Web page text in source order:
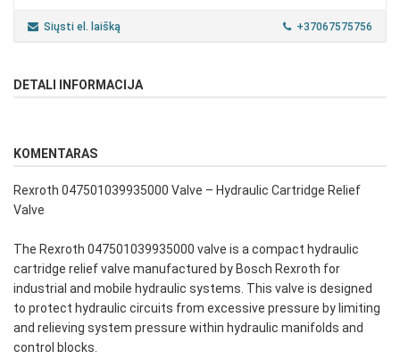
Siųsti el. laišką +37067575756
DETALI INFORMACIJA
KOMENTARAS
Rexroth 047501039935000 Valve – Hydraulic Cartridge Relief
Valve
The Rexroth 047501039935000 valve is a compact hydraulic
cartridge relief valve manufactured by Bosch Rexroth for
industrial and mobile hydraulic systems. This valve is designed
to protect hydraulic circuits from excessive pressure by limiting
and relieving system pressure within hydraulic manifolds and
control blocks.